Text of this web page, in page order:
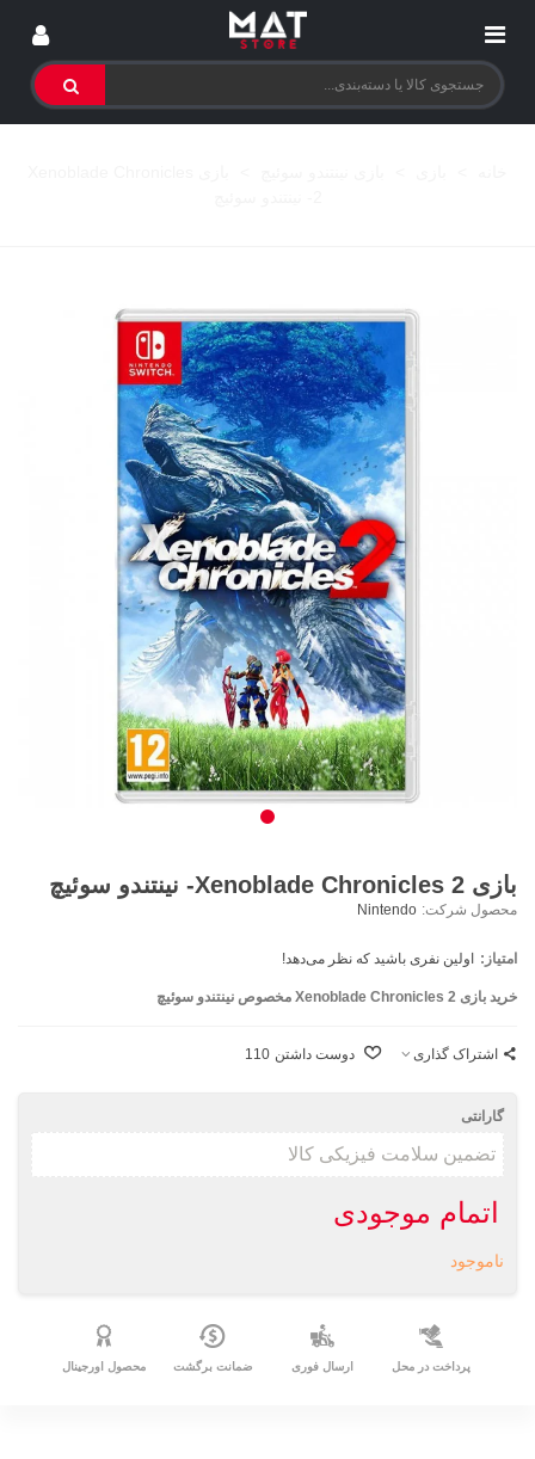
بازی Xenoblade Chronicles 2- نینتندو سوئیچ
محصول شرکت: Nintendo
امتیاز: اولین نفری باشید که نظر می‌دهد!
خرید بازی Xenoblade Chronicles 2 مخصوص نینتندو سوئیچ
اشتراک گذاری دوست داشتن 110
گارانتی
اتمام موجودی
ناموجود
پرداخت در محل ارسال فوری ضمانت برگشت محصول اورجینال